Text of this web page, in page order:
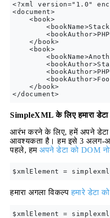
<?xml version="1.0"
<document>
    <book>
    </book>
    <book>
    </book>
SimpleXML के लिए हमारा
आरंभ करने के लिए, हमें अपने
आवश्यकता है। हम इसे 3 अलग-
पहले, हम अपने डेटा को DOM
हमारा अगला विकल्पहमारे डेटा